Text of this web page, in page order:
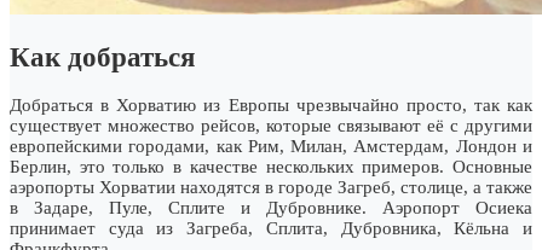
Как добраться
Добраться в Хорватию из Европы чрезвычайно просто, так как
существует множество рейсов, которые связывают её с другими
европейскими городами, как Рим, Милан, Амстердам, Лондон и
Берлин, это только в качестве нескольких примеров. Основные
аэропорты Хорватии находятся в городе Загреб, столице, а также
в Задаре, Пуле, Сплите и Дубровнике. Аэропорт Осиека
принимает суда из Загреба, Сплита, Дубровника, Кёльна и